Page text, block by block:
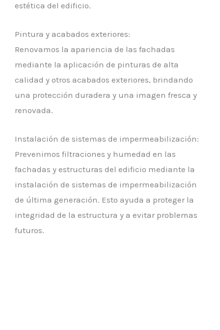
estética del edificio.
Pintura y acabados exteriores:
Renovamos la apariencia de las fachadas
mediante la aplicación de pinturas de alta
calidad y otros acabados exteriores, brindando
una protección duradera y una imagen fresca y
renovada.
Instalación de sistemas de impermeabilización:
Prevenimos filtraciones y humedad en las
fachadas y estructuras del edificio mediante la
instalación de sistemas de impermeabilización
de última generación. Esto ayuda a proteger la
integridad de la estructura y a evitar problemas
futuros.